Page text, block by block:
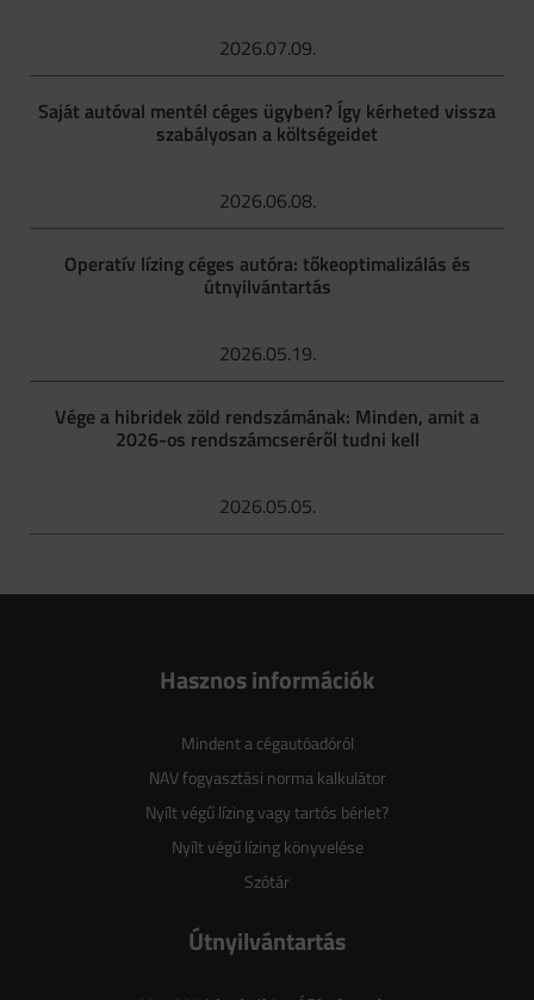
2026.07.09.
Saját autóval mentél céges ügyben? Így kérheted vissza
szabályosan a költségeidet
2026.06.08.
Operatív lízing céges autóra: tőkeoptimalizálás és
útnyilvántartás
2026.05.19.
Vége a hibridek zöld rendszámának: Minden, amit a
2026-os rendszámcseréről tudni kell
2026.05.05.
Hasznos információk
Mindent a cégautóadóról
NAV fogyasztási norma kalkulátor
Nyílt végű lízing vagy tartós bérlet?
Nyílt végű lízing könyvelése
Szótár
Útnyilvántartás